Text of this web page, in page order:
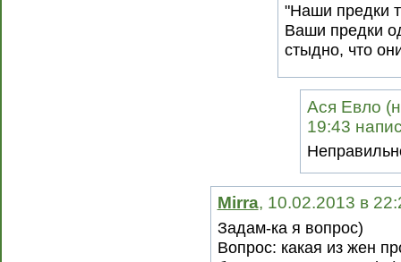
"Наши предки
Ваши предки
стыдно, что
Ася Евло
19:43
Mirra, 10.02.2013 в
Задам-ка я вопрос)
Вопрос: какая из жен